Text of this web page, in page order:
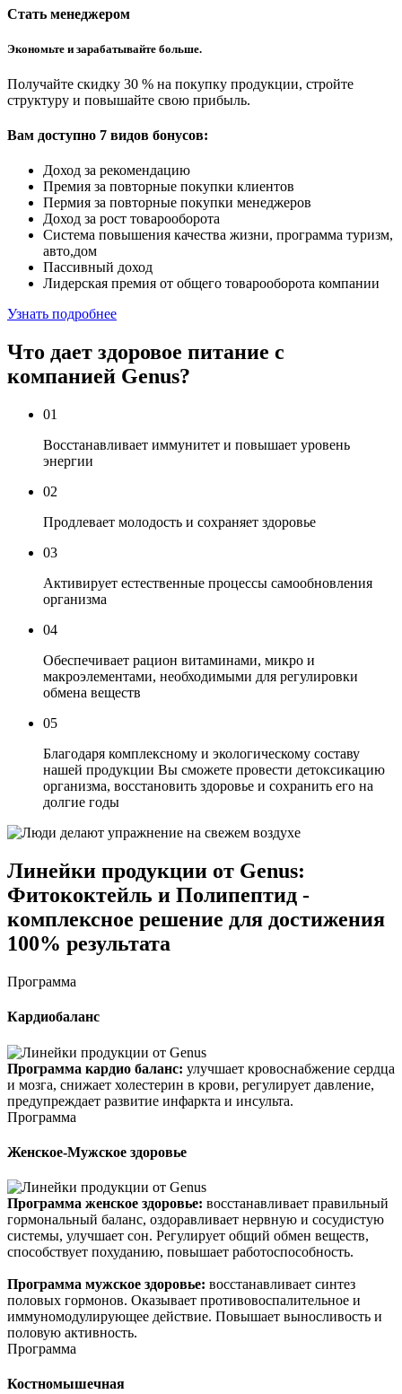
Стать менеджером
Экономьте и зарабатывайте больше.
Получайте скидку 30 % на покупку продукции, стройте
структуру и повышайте свою прибыль.
Вам доступно 7 видов бонусов:
Доход за рекомендацию
Премия за повторные покупки клиентов
Пермия за повторные покупки менеджеров
Доход за рост товарооборота
Система повышения качества жизни, программа туризм,
авто,дом
Пассивный доход
Лидерская премия от общего товарооборота компании
Узнать подробнее
Что дает здоровое питание с
компанией Genus?
01
Восстанавливает иммунитет и повышает уровень
энергии
02
Продлевает молодость и сохраняет здоровье
03
Активирует естественные процессы самообновления
организма
04
Обеспечивает рацион витаминами, микро и
макроэлементами, необходимыми для регулировки
обмена веществ
05
Благодаря комплексному и экологическому составу
нашей продукции Вы сможете провести детоксикацию
организма, восстановить здоровье и сохранить его на
долгие годы
Линейки продукции от Genus:
Фитококтейль и Полипептид -
комплексное решение для достижения
100% результата
Программа
Кардиобаланс
Программа кардио баланс: улучшает кровоснабжение сердца
и мозга, снижает холестерин в крови, регулирует давление,
предупреждает развитие инфаркта и инсульта.
Программа
Женское-Мужское здоровье
Программа женское здоровье: восстанавливает правильный
гормональный баланс, оздоравливает нервную и сосудистую
системы, улучшает сон. Регулирует общий обмен веществ,
способствует похуданию, повышает работоспособность.
Программа мужское здоровье: восстанавливает синтез
половых гормонов. Оказывает противовоспалительное и
иммуномодулирующее действие. Повышает выносливость и
половую активность.
Программа
Костномышечная